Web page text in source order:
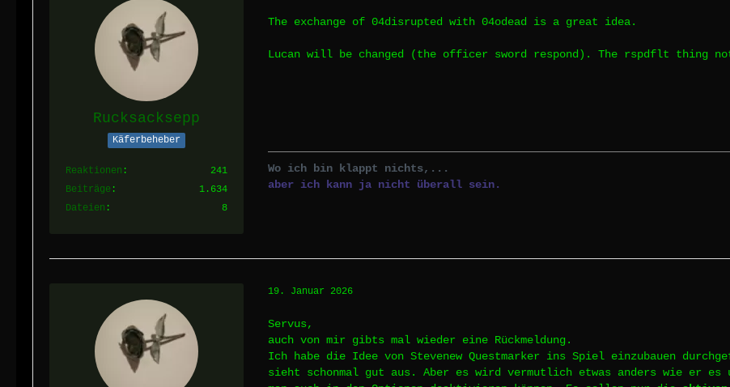
Rucksacksepp
Käferbeheber
Reaktionen
241
Beiträge
1.634
Dateien
8
The exchange of 04disrupted with 04odead is a great idea.
Lucan will be changed (the officer sword respond). The rspdflt thing
Wo ich bin klappt nichts,...
aber ich kann ja nicht überall sein.
19. Januar 2026
Servus,
auch von mir gibts mal wieder eine Rückmeldung.
Ich habe die Idee von Stevenew Questmarker ins Spiel einzubauen
sieht schonmal gut aus. Aber es wird vermutlich etwas anders wie er